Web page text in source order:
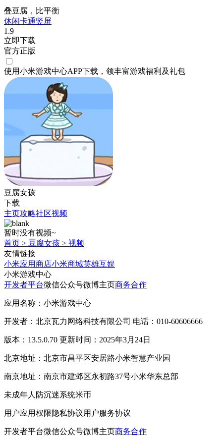
叠豆腐，比平衡
休闲卡通竖屏
1.9
立即下载
官方正版
使用小米游戏中心APP下载 ，领丰富游戏福利 及礼包
豆腐女孩
下载
主页攻略社区视频
暂时没有视频~
首页 > 豆腐女孩 > 视频
友情链接
小米应用商店小米商城英雄互娱
小米游戏中心
开发者平台微信公众号微博主页商务合作
应用名称：小米游戏中心
开发者：北京瓦力网络科技有限公司 电话：010-60606666
版本：13.5.0.70 更新时间：2025年3月24日
北京地址：北京市昌平区安居路小米智慧产业园
南京地址：南京市建邺区永初路37号小米华东总部
未成年人防沉迷系统米币
用户应用权限隐私协议用户服务协议
开发者平台微信公众号微博主页商务合作